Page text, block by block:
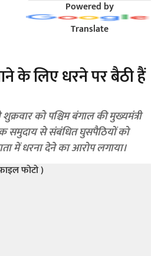
Powered by
Translate
के लिए धरने पर बैठी हैं
शुक्रवार को पश्चिम बंगाल की मुख्यमंत्री
समुदाय से संबंधित घुसपैठियों को
में धरना देने का आरोप लगाया।